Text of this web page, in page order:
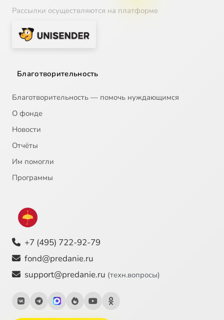
Рассылки осуществляются на платформе
Благотворительность
Благотворительность — помочь нуждающимся
О фонде
Новости
Отчёты
Им помогли
Программы
+7 (495) 722-92-79
fond@predanie.ru
support@predanie.ru (техн.вопросы)